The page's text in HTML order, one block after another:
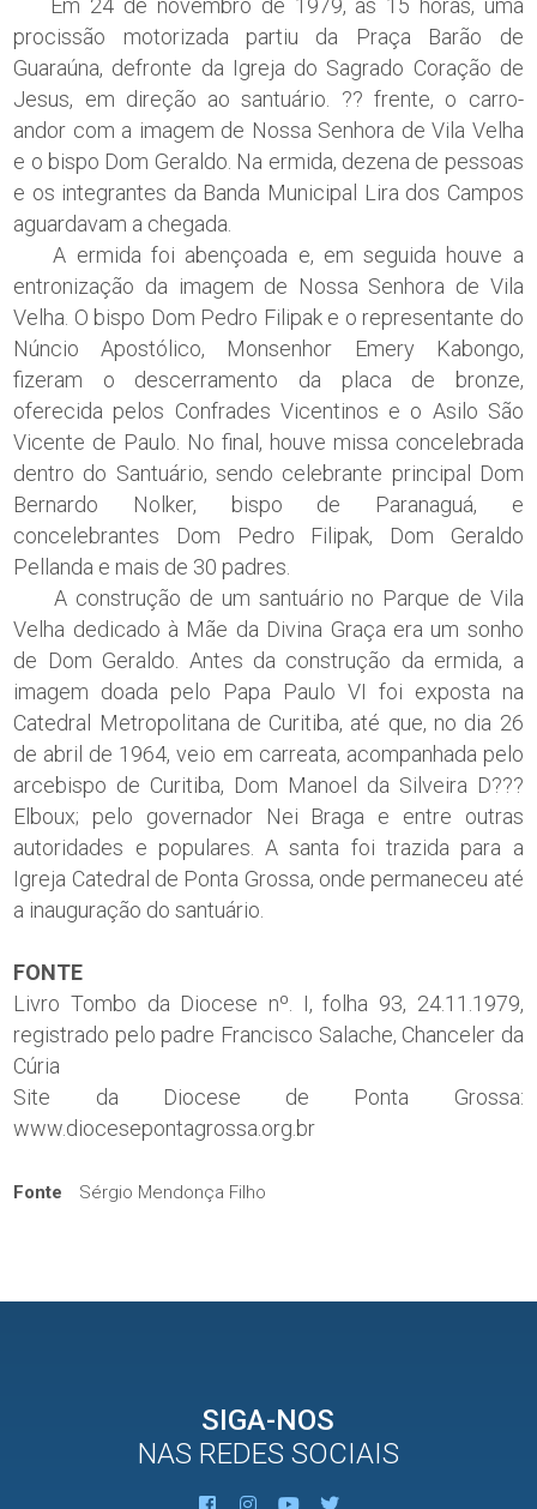
Em 24 de novembro de 1979, às 15 horas, uma
procissão motorizada partiu da Praça Barão de
Guaraúna, defronte da Igreja do Sagrado Coração de
Jesus, em direção ao santuário. ?? frente, o carro-
andor com a imagem de Nossa Senhora de Vila Velha
e o bispo Dom Geraldo. Na ermida, dezena de pessoas
e os integrantes da Banda Municipal Lira dos Campos
aguardavam a chegada.
A ermida foi abençoada e, em seguida houve a
entronização da imagem de Nossa Senhora de Vila
Velha. O bispo Dom Pedro Filipak e o representante do
Núncio Apostólico, Monsenhor Emery Kabongo,
fizeram o descerramento da placa de bronze,
oferecida pelos Confrades Vicentinos e o Asilo São
Vicente de Paulo. No final, houve missa concelebrada
dentro do Santuário, sendo celebrante principal Dom
Bernardo Nolker, bispo de Paranaguá, e
concelebrantes Dom Pedro Filipak, Dom Geraldo
Pellanda e mais de 30 padres.
A construção de um santuário no Parque de Vila
Velha dedicado à Mãe da Divina Graça era um sonho
de Dom Geraldo. Antes da construção da ermida, a
imagem doada pelo Papa Paulo VI foi exposta na
Catedral Metropolitana de Curitiba, até que, no dia 26
de abril de 1964, veio em carreata, acompanhada pelo
arcebispo de Curitiba, Dom Manoel da Silveira D???
Elboux; pelo governador Nei Braga e entre outras
autoridades e populares. A santa foi trazida para a
Igreja Catedral de Ponta Grossa, onde permaneceu até
a inauguração do santuário.
FONTE
Livro Tombo da Diocese nº. I, folha 93, 24.11.1979,
registrado pelo padre Francisco Salache, Chanceler da
Cúria
Site da Diocese de Ponta Grossa:
www.diocesepontagrossa.org.br
Fonte Sérgio Mendonça Filho
SIGA-NOS
NAS REDES SOCIAIS